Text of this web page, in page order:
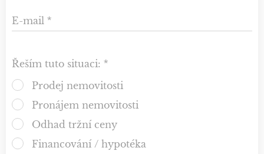
E-mail
Řeším tuto situaci:
Prodej nemovitosti
Pronájem nemovitosti
Odhad tržní ceny
Financování / hypotéka